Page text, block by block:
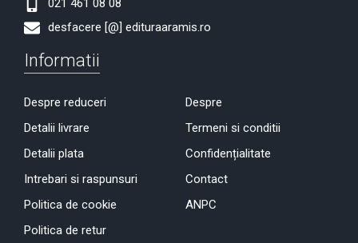
021 461 08 08
desfacere [@] edituraaramis.ro
Informatii
Despre reduceri
Detalii livrare
Detalii plata
Intrebari si raspunsuri
Politica de cookie
Politica de retur
Despre
Termeni si conditii
Confidențialitate
Contact
ANPC